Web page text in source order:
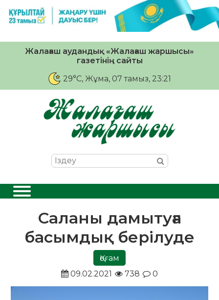
Жалағаш аудандық «Жалағаш жаршысы»
газетінің сайты
29°C, Жұма, 07 тамыз, 23:21
Саланы дамытуға
басымдық берілуде
Қоғам
09.02.2021
738 0